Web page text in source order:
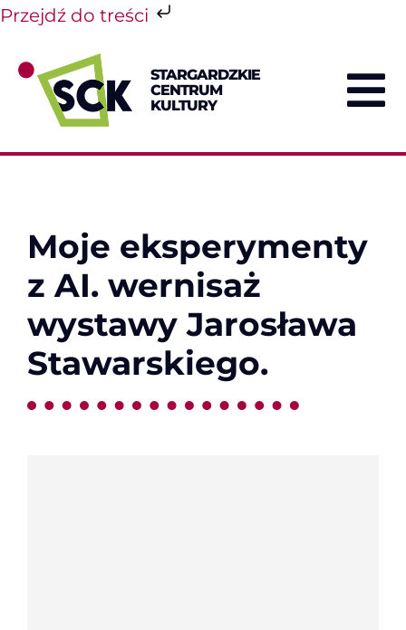
Przejdź do treści
do
zawartości
STARGARDZKIE
CENTRUM
KULTURY
Moje eksperymenty
z AI. wernisaż
wystawy Jarosława
Stawarskiego.